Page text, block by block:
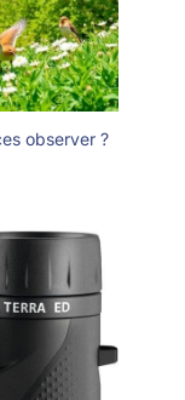
vie d'une longue-
le tir sur cible et
de dommages;
ou de
Durabilité
l'enveloppe en
externes sur le
la longue-vue; en
de la charge de
aux longue-vue
équipées d'une
smartphone, les
enregistrer
avec un simple
ce qui réduit
leur charge
de travail
observer ?